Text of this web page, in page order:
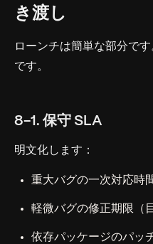
き渡し
ローンチは簡単な部分で
です。
8-1. 保守 SLA
明文化します：
重大バグの一次対応時
軽微バグの修正期限（
依存パッケージのパッ